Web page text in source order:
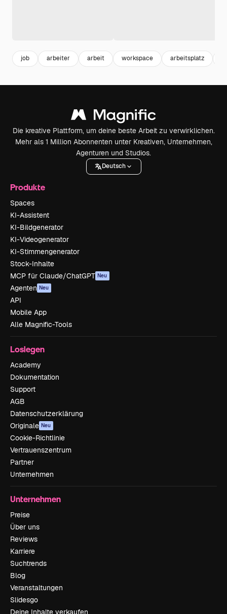
job arbeiter arbeit workspace arbeitsplatz
Die kreative Plattform, um deine beste Arbeit zu verwirklichen.
Mehr als 1 Million Abonnenten unter Kreativen, Unternehmen,
Agenturen und Studios.
Deutsch
Produkte
Spaces
KI-Assistent
KI-Bildgenerator
KI-Videogenerator
KI-Stimmengenerator
Stock-Inhalte
MCP für Claude/ChatGPT Neu
Agenten Neu
API
Mobile App
Alle Magnific-Tools
Loslegen
Academy
Dokumentation
Support
AGB
Datenschutzerklärung
Originale Neu
Cookie-Richtlinie
Vertrauenszentrum
Partner
Unternehmen
Unternehmen
Preise
Über uns
Reviews
Karriere
Suchtrends
Blog
Veranstaltungen
Slidesgo
Deine Inhalte verkaufen